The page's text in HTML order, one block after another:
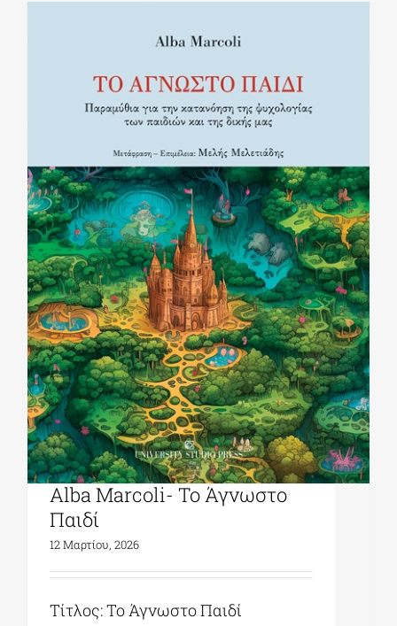
University Studio Press|
Alba Marcoli- Το Άγνωστο
Παιδί
12 Μαρτίου, 2026
Τίτλος: Το Άγνωστο Παιδί